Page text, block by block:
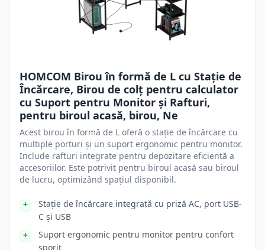
HOMCOM Birou în formă de L cu Stație de
Încărcare, Birou de colț pentru calculator
cu Suport pentru Monitor și Rafturi,
pentru biroul acasă, birou, Ne
Acest birou în formă de L oferă o stație de încărcare cu
multiple porturi și un suport ergonomic pentru monitor.
Include rafturi integrate pentru depozitare eficientă a
accesoriilor. Este potrivit pentru biroul acasă sau biroul
de lucru, optimizând spațiul disponibil.
Stație de încărcare integrată cu priză AC, port USB-
C și USB
Suport ergonomic pentru monitor pentru confort
sporit